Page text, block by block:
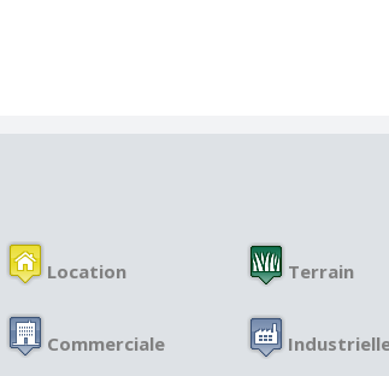
Location Terrain
Commerciale